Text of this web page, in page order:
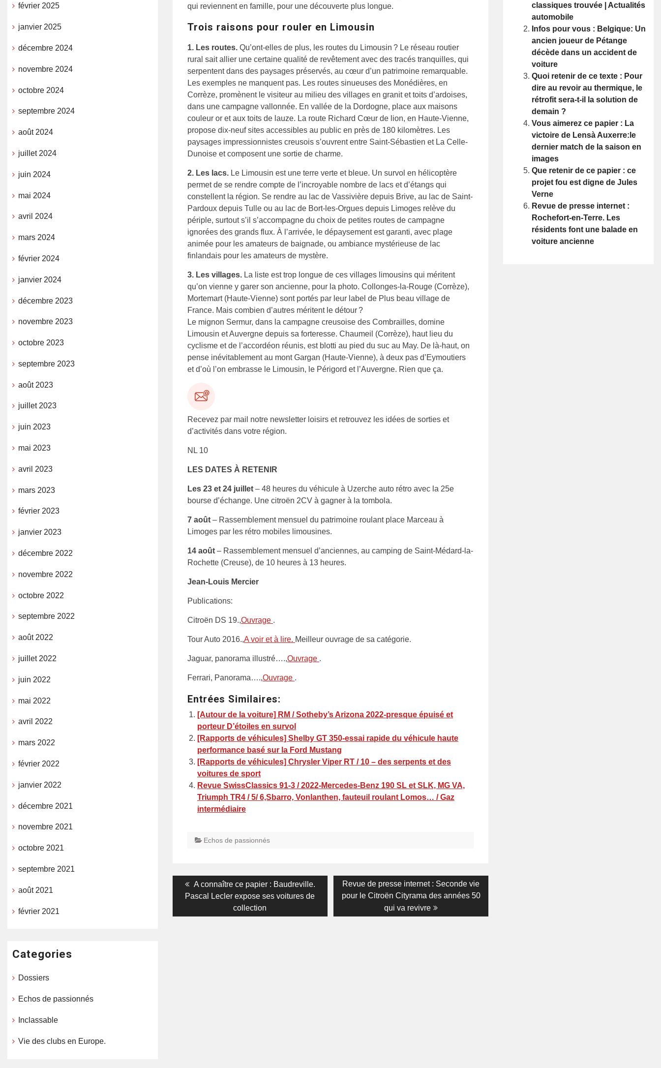
qui reviennent en famille, pour une découverte plus longue.
Trois raisons pour rouler en Limousin
1. Les routes. Qu’ont-elles de plus, les routes du Limousin ? Le réseau routier
rural sait allier une certaine qualité de revêtement avec des tracés tranquilles, qui
serpentent dans des paysages préservés, au cœur d’un patrimoine remarquable.
Les exemples ne manquent pas. Les routes sinueuses des Monédières, en
Corrèze, promènent le visiteur au milieu des villages en granit et toits d’ardoises,
dans une campagne vallonnée. En vallée de la Dordogne, place aux maisons
couleur or et aux toits de lauze. La route Richard Cœur de lion, en Haute-Vienne,
propose dix-neuf sites accessibles au public en près de 180 kilomètres. Les
paysages impressionnistes creusois s’ouvrent entre Saint-Sébastien et La Celle-
Dunoise et composent une sortie de charme.
2. Les lacs. Le Limousin est une terre verte et bleue. Un survol en hélicoptère
permet de se rendre compte de l’incroyable nombre de lacs et d’étangs qui
constellent la région. Se rendre au lac de Vassivière depuis Brive, au lac de Saint-
Pardoux depuis Tulle ou au lac de Bort-les-Orgues depuis Limoges relève du
périple, surtout s’il s’accompagne du choix de petites routes de campagne
ignorées des grands flux. À l’arrivée, le dépaysement est garanti, avec plage
animée pour les amateurs de baignade, ou ambiance mystérieuse de lac
finlandais pour les amateurs de mystère.
3. Les villages. La liste est trop longue de ces villages limousins qui méritent
qu’on vienne y garer son ancienne, pour la photo. Collonges-la-Rouge (Corrèze),
Mortemart (Haute-Vienne) sont portés par leur label de Plus beau village de
France. Mais combien d’autres méritent le détour ?
Le mignon Sermur, dans la campagne creusoise des Combrailles, domine
Limousin et Auvergne depuis sa forteresse. Chaumeil (Corrèze), haut lieu du
cyclisme et de l’accordéon réunis, est blotti au pied du suc au May. De là-haut, on
pense inévitablement au mont Gargan (Haute-Vienne), à deux pas d’Eymoutiers
et d’où l’on embrasse le Limousin, le Périgord et l’Auvergne. Rien que ça.
Recevez par mail notre newsletter loisirs et retrouvez les idées de sorties et
d’activités dans votre région.
NL 10
LES DATES À RETENIR
Les 23 et 24 juillet – 48 heures du véhicule à Uzerche auto rétro avec la 25e
bourse d’échange. Une citroën 2CV à gagner à la tombola.
7 août – Rassemblement mensuel du patrimoine roulant place Marceau à
Limoges par les rétro mobiles limousines.
14 août – Rassemblement mensuel d’anciennes, au camping de Saint-Médard-la-
Rochette (Creuse), de 10 heures à 13 heures.
Jean-Louis Mercier
Publications:
Citroën DS 19.,Ouvrage .
Tour Auto 2016.,A voir et à lire. Meilleur ouvrage de sa catégorie.
Jaguar, panorama illustré….,Ouvrage .
Ferrari, Panorama….,Ouvrage .
Entrées Similaires:
[Autour de la voiture] RM / Sotheby’s Arizona 2022-presque épuisé et
porteur D’étoiles en survol
[Rapports de véhicules] Shelby GT 350-essai rapide du véhicule haute
performance basé sur la Ford Mustang
[Rapports de véhicules] Chrysler Viper RT / 10 – des serpents et des
voitures de sport
Revue SwissClassics 91-3 / 2022-Mercedes-Benz 190 SL et SLK, MG VA,
Triumph TR4 / 5/ 6,Sbarro, Vonlanthen, fauteuil roulant Lomos… / Gaz
intermédiaire
Echos de passionnés
Navigation
l’article
Previous
post:
A connaître ce papier : Baudreville.
Pascal Lecler expose ses voitures de
collection
Next
post:
Revue de presse internet : Seconde vie
pour le Citroën Cityrama des années 50
qui va revivre
classiques trouvée | Actualités
automobile
Infos pour vous : Belgique: Un
ancien joueur de Pétange
décède dans un accident de
voiture
Quoi retenir de ce texte : Pour
dire au revoir au thermique, le
rétrofit sera-t-il la solution de
demain ?
Vous aimerez ce papier : La
victoire de Lensà Auxerre:le
dernier match de la saison en
images
Que retenir de ce papier : ce
projet fou est digne de Jules
Verne
Revue de presse internet :
Rochefort-en-Terre. Les
résidents font une balade en
voiture ancienne
février 2025
janvier 2025
décembre 2024
novembre 2024
octobre 2024
septembre 2024
août 2024
juillet 2024
juin 2024
mai 2024
avril 2024
mars 2024
février 2024
janvier 2024
décembre 2023
novembre 2023
octobre 2023
septembre 2023
août 2023
juillet 2023
juin 2023
mai 2023
avril 2023
mars 2023
février 2023
janvier 2023
décembre 2022
novembre 2022
octobre 2022
septembre 2022
août 2022
juillet 2022
juin 2022
mai 2022
avril 2022
mars 2022
février 2022
janvier 2022
décembre 2021
novembre 2021
octobre 2021
septembre 2021
août 2021
février 2021
Categories
Dossiers
Echos de passionnés
Inclassable
Vie des clubs en Europe.